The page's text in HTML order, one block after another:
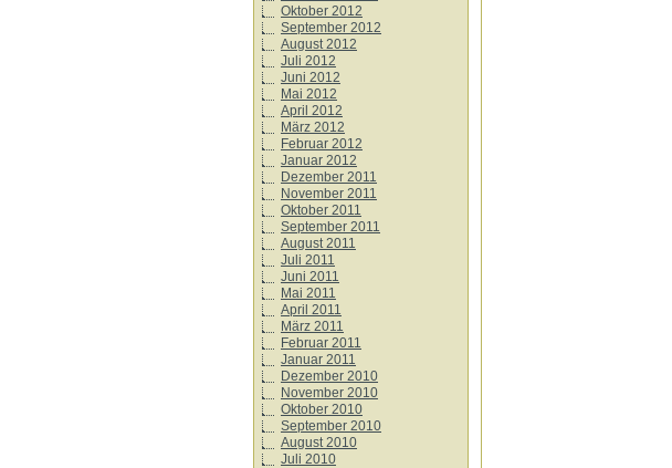
Oktober 2012
September 2012
August 2012
Juli 2012
Juni 2012
Mai 2012
April 2012
März 2012
Februar 2012
Januar 2012
Dezember 2011
November 2011
Oktober 2011
September 2011
August 2011
Juli 2011
Juni 2011
Mai 2011
April 2011
März 2011
Februar 2011
Januar 2011
Dezember 2010
November 2010
Oktober 2010
September 2010
August 2010
Juli 2010